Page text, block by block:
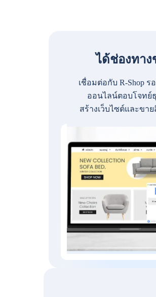
ได้ช่องทาง
เชื่อมต่อกับ R-Shop ร
ออนไลน์ตอบโจทย์
สร้างเว็บไซต์และขา